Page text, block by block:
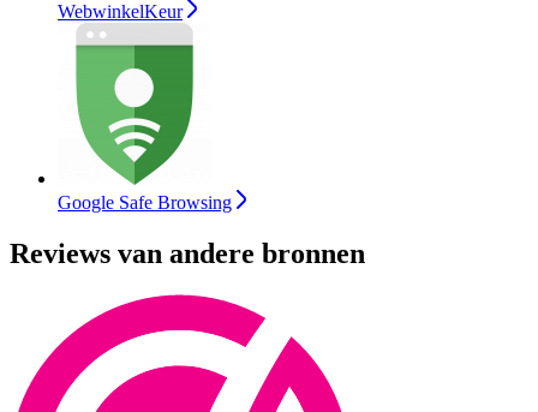
WebwinkelKeur
Google Safe Browsing
Reviews van andere bronnen